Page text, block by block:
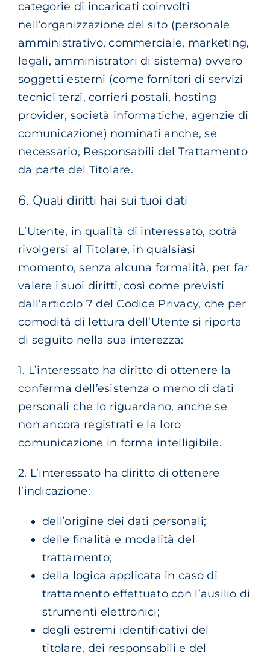
categorie di incaricati coinvolti
nell’organizzazione del sito (personale
amministrativo, commerciale, marketing,
legali, amministratori di sistema) ovvero
soggetti esterni (come fornitori di servizi
tecnici terzi, corrieri postali, hosting
provider, società informatiche, agenzie di
comunicazione) nominati anche, se
necessario, Responsabili del Trattamento
da parte del Titolare.
6. Quali diritti hai sui tuoi dati
L’Utente, in qualità di interessato, potrà
rivolgersi al Titolare, in qualsiasi
momento, senza alcuna formalità, per far
valere i suoi diritti, così come previsti
dall’articolo 7 del Codice Privacy, che per
comodità di lettura dell’Utente si riporta
di seguito nella sua interezza:
1. L’interessato ha diritto di ottenere la
conferma dell’esistenza o meno di dati
personali che lo riguardano, anche se
non ancora registrati e la loro
comunicazione in forma intelligibile.
2. L’interessato ha diritto di ottenere
l’indicazione:
dell’origine dei dati personali;
delle finalità e modalità del
trattamento;
della logica applicata in caso di
trattamento effettuato con l’ausilio di
strumenti elettronici;
degli estremi identificativi del
titolare, dei responsabili e del